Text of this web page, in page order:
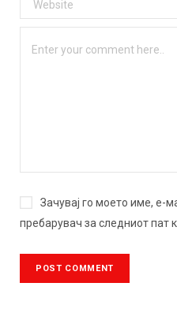
Зачувај го моето име, е-
пребарувач за следниот пат